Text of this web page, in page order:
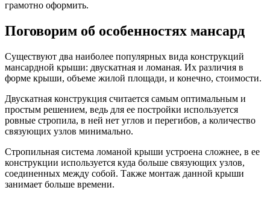
грамотно оформить.
Поговорим об особенностях мансард
Существуют два наиболее популярных вида конструкций
мансардной крыши: двускатная и ломаная. Их различия в
форме крыши, объеме жилой площади, и конечно, стоимости.
Двускатная конструкция считается самым оптимальным и
простым решением, ведь для ее постройки используется
ровные стропила, в ней нет углов и перегибов, а количество
связующих узлов минимально.
Стропильная система ломаной крыши устроена сложнее, в ее
конструкции используется куда больше связующих узлов,
соединенных между собой. Также монтаж данной крыши
занимает больше времени.